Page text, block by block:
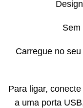
Sem
Carregue no
Para ligar,
a uma porta